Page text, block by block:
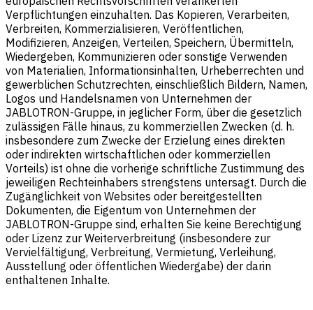
Verpflichtungen einzuhalten. Das Kopieren, Verarbeiten,
Verbreiten, Kommerzialisieren, Veröffentlichen,
Modifizieren, Anzeigen, Verteilen, Speichern, Übermitteln,
Wiedergeben, Kommunizieren oder sonstige Verwenden
von Materialien, Informationsinhalten, Urheberrechten und
gewerblichen Schutzrechten, einschließlich Bildern, Namen,
Logos und Handelsnamen von Unternehmen der
JABLOTRON-Gruppe, in jeglicher Form, über die gesetzlich
zulässigen Fälle hinaus, zu kommerziellen Zwecken (d. h.
insbesondere zum Zwecke der Erzielung eines direkten
oder indirekten wirtschaftlichen oder kommerziellen
Vorteils) ist ohne die vorherige schriftliche Zustimmung des
jeweiligen Rechteinhabers strengstens untersagt. Durch die
Zugänglichkeit von Websites oder bereitgestellten
Dokumenten, die Eigentum von Unternehmen der
JABLOTRON-Gruppe sind, erhalten Sie keine Berechtigung
oder Lizenz zur Weiterverbreitung (insbesondere zur
Vervielfältigung, Verbreitung, Vermietung, Verleihung,
Ausstellung oder öffentlichen Wiedergabe) der darin
enthaltenen Inhalte.